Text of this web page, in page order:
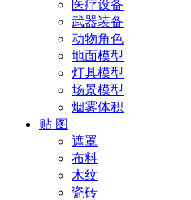
医疗设备
武器装备
动物角色
地面模型
灯具模型
场景模型
烟雾体积
贴 图
遮罩
布料
木纹
瓷砖